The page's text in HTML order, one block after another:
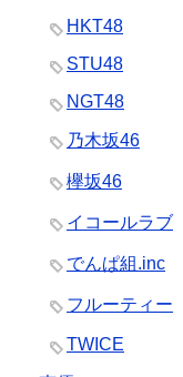
HKT48
STU48
NGT48
乃木坂46
欅坂46
イコールラブ
でんぱ組.inc
フルーティー
TWICE